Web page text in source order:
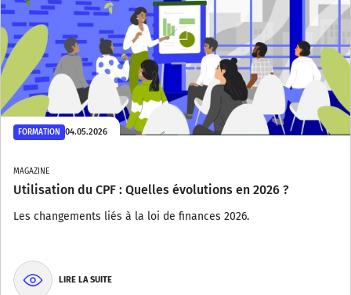
FORMATION 04.05.2026
MAGAZINE
Utilisation du CPF : Quelles évolutions en 2026 ?
Les changements liés à la loi de finances 2026.
LIRE LA SUITE